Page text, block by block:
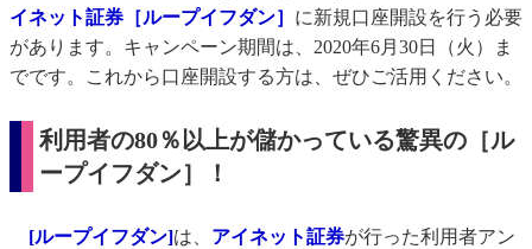
イネット証券［ループイフダン］ に新規口座開設を行う必要
があります。キャンペーン期間は、2020年6月30日（火）ま
でです。これから口座開設する方は、ぜひご活用ください。
利用者の80％以上が儲かっている驚異の［ル
ープイフダン］！
[ループイフダン]は、 アイネット証券が行った利用者アン